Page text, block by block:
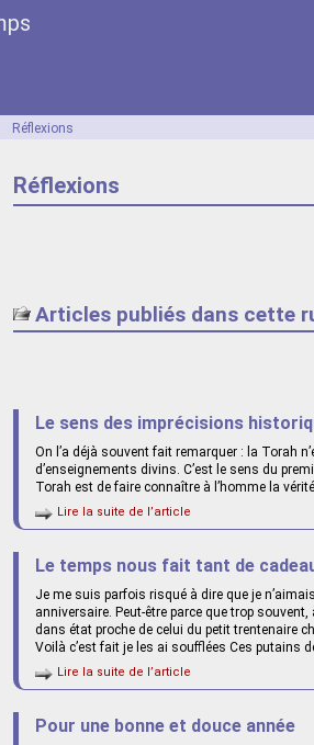
Réflexions
Réflexions
Articles publiés dans cette
Le sens des imprécisions
On l’a déjà souvent fait remarquer : la Torah
d’enseignements divins. C’est le sens du
Torah est de faire connaître à l’homme la
Lire la suite de l’article
Le temps nous fait tant de
Je me suis parfois risqué à dire que je
anniversaire. Peut-être parce que trop
dans état proche de celui du petit trentenaire
Voilà c’est fait je les ai soufflées Ces putains
Lire la suite de l’article
Pour une bonne et douce année